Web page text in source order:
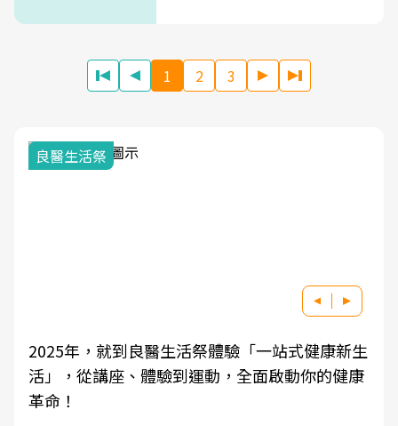
1 2 3
式健康新生
動你的健康
我與健康韌性的距離
良醫健康網從「換季的身體變化」出
學觀點與日常感受的對話，建立對亞